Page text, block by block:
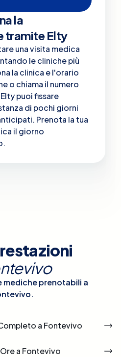
la
tramite Elty
una visita medica
le cliniche più
la clinica e l'orario
o chiama il numero
puoi fissare
di pochi giorni
Prenota la tua
il giorno
mediche prenotabili a
.
a Fontevivo
a Fontevivo